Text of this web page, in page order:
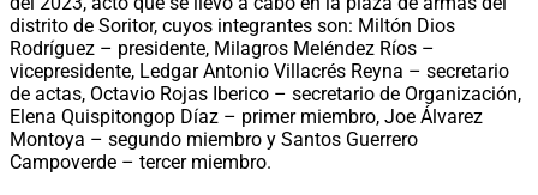
distrito de Soritor, cuyos integrantes son: Miltón Dios
Rodríguez – presidente, Milagros Meléndez Ríos –
vicepresidente, Ledgar Antonio Villacrés Reyna – secretario
de actas, Octavio Rojas Iberico – secretario de Organización,
Elena Quispitongop Díaz – primer miembro, Joe Álvarez
Montoya – segundo miembro y Santos Guerrero
Campoverde – tercer miembro.